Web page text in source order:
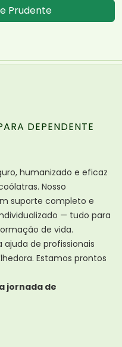
Prudente
DEPENDENTE
humanizado e eficaz
Nosso
suporte completo e
— tudo para
de vida.
de profissionais
Estamos prontos
jornada de